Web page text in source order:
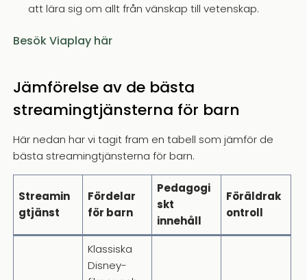
att lära sig om allt från vänskap till vetenskap.
Besök Viaplay här
Jämförelse av de bästa
streamingtjänsterna för barn
Här nedan har vi tagit fram en tabell som jämför de
bästa streamingtjänsterna för barn.
Streamin
gtjänst
Fördelar
för barn
Pedagogi
skt
innehåll
Föräldrak
ontroll
Klassiska
Disney-